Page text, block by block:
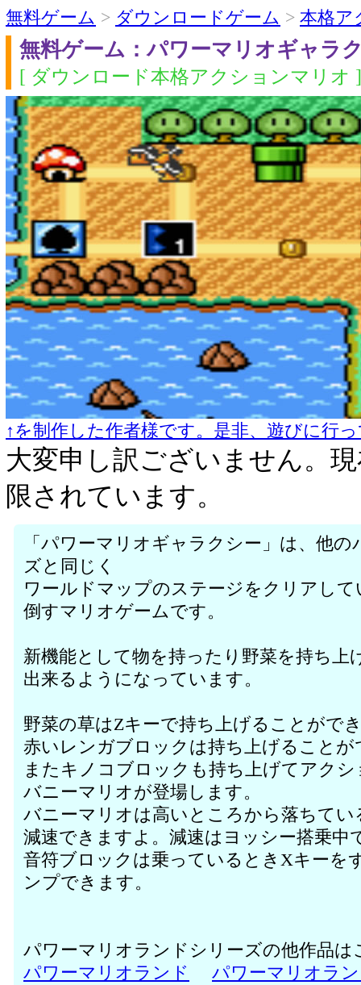
無料ゲーム > ダウンロードゲーム > 本格ア
無料ゲーム：パワーマリオギャラ
[ ダウンロード本格アクションマリオ ]
↑を制作した作者様です。是非、遊びに行
大変申し訳ございません。
限されています。
「パワーマリオギャラクシー」は、他
ズと同じく
ワールドマップのステージをクリアし
倒すマリオゲームです。
新機能として物を持ったり野菜を持ち上
出来るようになっています。
野菜の草はZキーで持ち上げることがで
赤いレンガブロックは持ち上げることが
またキノコブロックも持ち上げてアク
バニーマリオが登場します。
バニーマリオは高いところから落ちて
減速できますよ。減速はヨッシー搭乗中
音符ブロックは乗っているときXキーを
ンプできます。
パワーマリオランドシリーズの他作品は
パワーマリオランド
パワーマリオラ